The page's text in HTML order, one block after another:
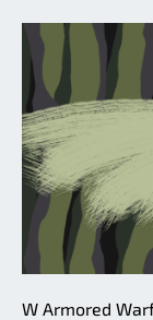
W Armored